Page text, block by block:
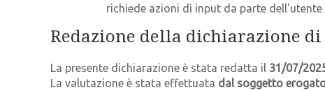
richiede azioni di input da parte dell'utente
Redazione della dichiarazione
La presente dichiarazione è stata redatta il 31/07/
La valutazione è stata effettuata dal soggetto